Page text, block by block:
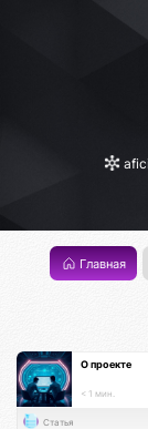
Главная
О проекте
< 1 мин.
Статья